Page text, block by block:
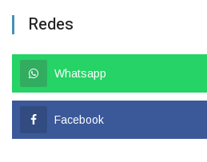
Redes
Whatsapp
Facebook